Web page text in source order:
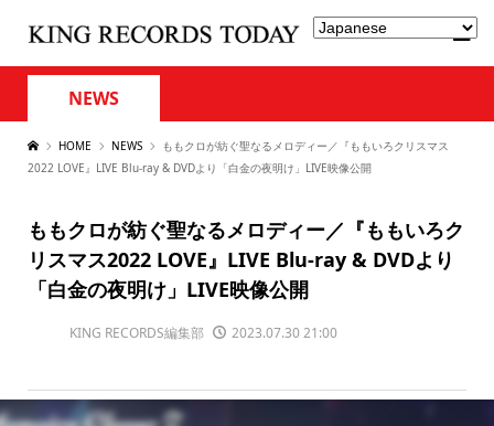
NEWS
HOME NEWS
ももクロが紡ぐ聖なるメロディー／『ももいろクリスマス
2022 LOVE』LIVE Blu-ray & DVDより「白金の夜明け」LIVE映像公開
ももクロが紡ぐ聖なるメロディー／『ももいろク
リスマス2022 LOVE』LIVE Blu-ray & DVDより
「白金の夜明け」LIVE映像公開
KING RECORDS編集部 2023.07.30 21:00